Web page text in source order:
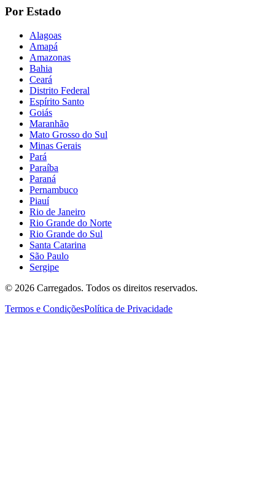
Por Estado
Alagoas
Amapá
Amazonas
Bahia
Ceará
Distrito Federal
Espírito Santo
Goiás
Maranhão
Mato Grosso do Sul
Minas Gerais
Pará
Paraíba
Paraná
Pernambuco
Piauí
Rio de Janeiro
Rio Grande do Norte
Rio Grande do Sul
Santa Catarina
São Paulo
Sergipe
© 2026 Carregados. Todos os direitos reservados.
Termos e CondiçõesPolítica de Privacidade